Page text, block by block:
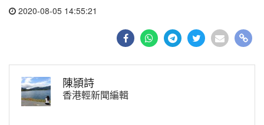
2020-08-05 14:55:21
陳頴詩
香港輕新聞編輯